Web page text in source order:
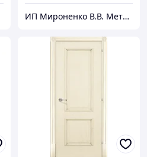
ИП Мироненко В.В. Металлические и межкомнатные двери